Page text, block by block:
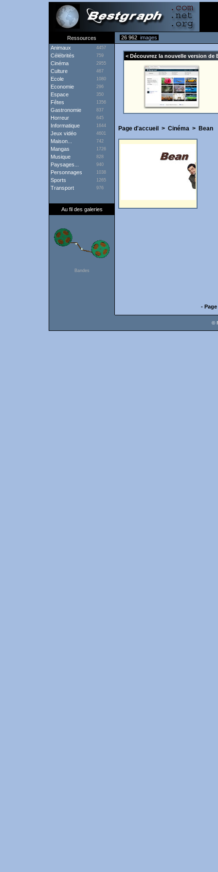
Ressources 26 962 images
Animaux
4457
Célébrités 759
Cinéma 2955
Culture 467
Ecole 1080
Economie 296
Espace 350
Fêtes 1356
Gastronomie 837
Horreur 645
Informatique 1644
Jeux vidéo 4601
Maison... 742
Mangas 1726
Musique 828
Paysages... 940
Personnages 1038
Sports 1265
Transport 976
Au fil des galeries
Bandes
< Découvrez la nouvelle version de
Page d'accueil > Cinéma > Bean
-
©